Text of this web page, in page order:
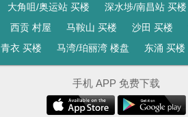
大角咀/奥运站 买楼 深水埗/南昌站 买楼
西贡 村屋 马鞍山 买楼 沙田 买楼
青衣 买楼 马湾/珀丽湾 楼盘 东涌 买楼
手机 APP 免费下载